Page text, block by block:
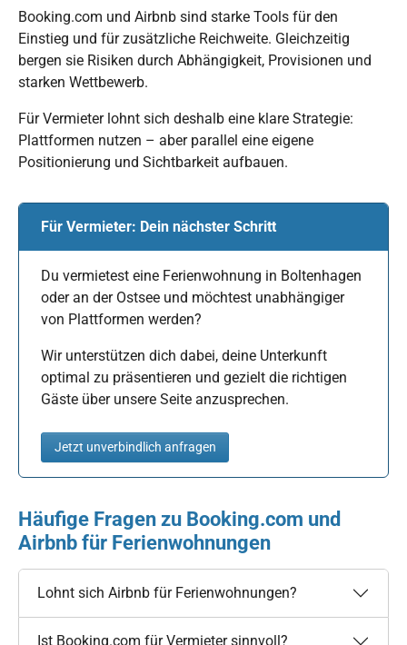
Booking.com und Airbnb sind starke Tools für den
Einstieg und für zusätzliche Reichweite. Gleichzeitig
bergen sie Risiken durch Abhängigkeit, Provisionen und
starken Wettbewerb.
Für Vermieter lohnt sich deshalb eine klare Strategie:
Plattformen nutzen – aber parallel eine eigene
Positionierung und Sichtbarkeit aufbauen.
Für Vermieter: Dein nächster Schritt
Du vermietest eine Ferienwohnung in Boltenhagen
oder an der Ostsee und möchtest unabhängiger
von Plattformen werden?
Wir unterstützen dich dabei, deine Unterkunft
optimal zu präsentieren und gezielt die richtigen
Gäste über unsere Seite anzusprechen.
Jetzt unverbindlich anfragen
Häufige Fragen zu Booking.com und
Airbnb für Ferienwohnungen
Lohnt sich Airbnb für Ferienwohnungen?
Ist Booking.com für Vermieter sinnvoll?